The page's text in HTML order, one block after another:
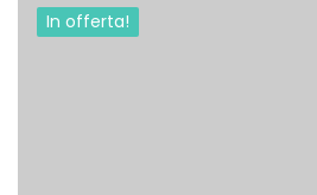
In offerta!